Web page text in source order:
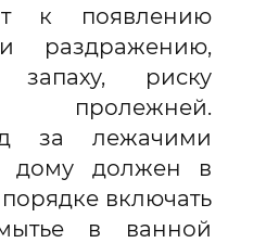
к появлению
раздражению,
запаху, риску
пролежней.
за лежачими
дому должен в
включать
в ванной